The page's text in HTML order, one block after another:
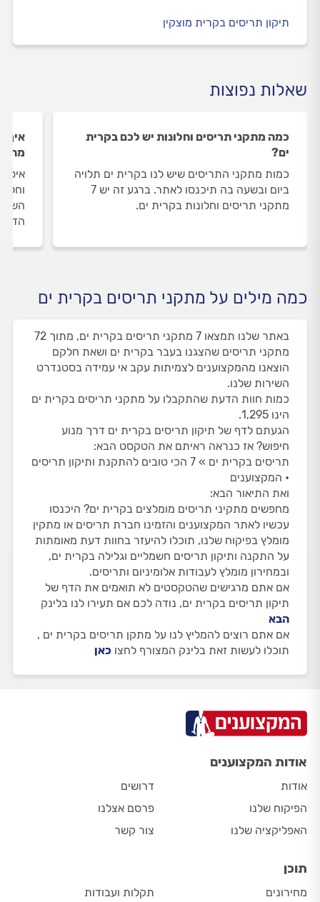
תיקון תריסים בקרית מוצקין
שאלות נפוצות
כמה מתקני תריסים וחלונות יש לכם בקרית
ים?
כמות מתקני התריסים שיש לנו בקרית ים תלויה
ביום ובשעה בה תיכנסו לאתר. ברגע זה יש 7
מתקני תריסים וחלונות בקרית ים.
איך
כמה מילים על מתקני תריסים בקרית ים
באתר שלנו תמצאו 7 מתקני תריסים בקרית ים, מתוך 72
מתקני תריסים שהצגנו בעבר בקרית ים ושאת חלקם
הוצאנו מהמקצוענים לצמיתות עקב אי עמידה בסטנדרט
השירות שלנו.
כמות חוות הדעת שהתקבלו על מתקני תריסים בקרית ים
הינו 1,295.
הגעתם לדף של תיקון תריסים בקרית ים דרך מנוע
חיפוש? אז כנראה ראיתם את הטקסט הבא:
תריסים בקרית ים » 7 הכי טובים להתקנת ותיקון תריסים
• המקצוענים
ואת התיאור הבא:
מחפשים מתקיני תריסים מומלצים בקרית ים? היכנסו
עכשיו לאתר המקצוענים והזמינו חברת תריסים או מתקין
מומלץ בפיקוח שלנו, תוכלו להיעזר בחוות דעת מאומתות
על התקנה ותיקון תריסים חשמליים וגלילה בקרית ים,
ובמחירון מומלץ לעבודות אלומיניום ותריסים.
אם אתם מרגישים שהטקסטים לא תואמים את הדף של
תיקון תריסים בקרית ים, נודה לכם אם תעירו לנו בלינק
הבא
אם אתם רוצים להמליץ לנו על מתקן תריסים בקרית ים ,
תוכלו לעשות זאת בלינק המצורף לחצו כאן
אודות המקצוענים
אודות
הפיקוח שלנו
האפליקציה שלנו
דרושים
פרסם אצלנו
צור קשר
תוכן
מחירונים
תקלות ועבודות